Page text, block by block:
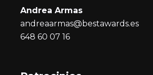
Andrea Armas
andreaarmas@bestawards.es
648 60 07 16